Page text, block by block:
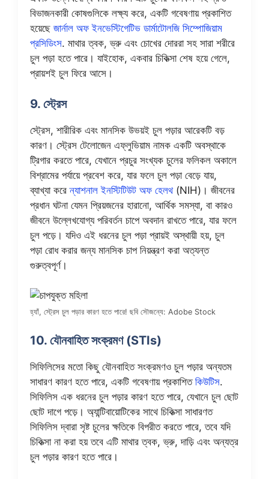
বিভাজনকারী কোষগুলিকে লক্ষ্য করে, একটি গবেষণায় প্রকাশিত
হয়েছে জার্নাল অফ ইনভেস্টিগেটিভ ডার্মাটোলজি সিম্পোজিয়াম
প্রসিডিংস. মাথার ত্বক, ভ্রু এবং চোখের দোররা সহ সারা শরীরে
চুল পড়া হতে পারে। যাইহোক, একবার চিকিত্সা শেষ হয়ে গেলে,
প্রায়শই চুল ফিরে আসে।
9. স্ট্রেস
স্ট্রেস, শারীরিক এবং মানসিক উভয়ই চুল পড়ার আরেকটি বড়
কারণ। স্ট্রেস টেলোজেন এফ্লুভিয়াম নামক একটি অবস্থাকে
ট্রিগার করতে পারে, যেখানে প্রচুর সংখ্যক চুলের ফলিকল অকালে
বিশ্রামের পর্যায়ে প্রবেশ করে, যার ফলে চুল পড়া বেড়ে যায়,
ব্যাখ্যা করেন্যাশনাল ইনস্টিটিউট অফ হেলথ(NIH)। জীবনের
প্রধান ঘটনা যেমন প্রিয়জনের হারানো, আর্থিক সমস্যা, বা কারও
জীবনে উল্লেখযোগ্য পরিবর্তন চাপে অবদান রাখতে পারে, যার ফলে
চুল পড়ে। যদিও এই ধরনের চুল পড়া প্রায়ই অস্থায়ী হয়, চুল
পড়া রোধ করার জন্য মানসিক চাপ নিয়ন্ত্রণ করা অত্যন্ত
গুরুত্বপূর্ণ।
হ্যাঁ, স্ট্রেস চুল পড়ার কারণ হতে পারে! ছবি সৌজন্যে: Adobe Stock
10. যৌনবাহিত সংক্রমণ (STIs)
সিফিলিসের মতো কিছু যৌনবাহিত সংক্রমণও চুল পড়ার অন্যতম
সাধারণ কারণ হতে পারে, একটি গবেষণায় প্রকাশিত কিউটিস.
সিফিলিস এক ধরনের চুল পড়ার কারণ হতে পারে, যেখানে চুল ছোট
ছোট দাগে পড়ে। অ্যান্টিবায়োটিকের সাথে চিকিত্সা সাধারণত
সিফিলিস দ্বারা সৃষ্ট চুলের ক্ষতিকে বিপরীত করতে পারে, তবে যদি
চিকিত্সা না করা হয় তবে এটি মাথার ত্বক, ভ্রু, দাড়ি এবং অন্যত্র
চুল পড়ার কারণ হতে পারে।